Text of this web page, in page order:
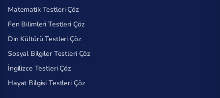
Matematik Testleri Çöz
Fen Bilimleri Testleri Çöz
Din Kültürü Testleri Çöz
Sosyal Bilgiler Testleri Çöz
İngilizce Testleri Çöz
Hayat Bilgisi Testleri Çöz